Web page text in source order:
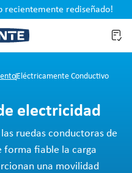
recientemente rediseñado!
Eléctricamente Conductivo
electricidad
ruedas conductoras de
forma fiable la carga
una movilidad